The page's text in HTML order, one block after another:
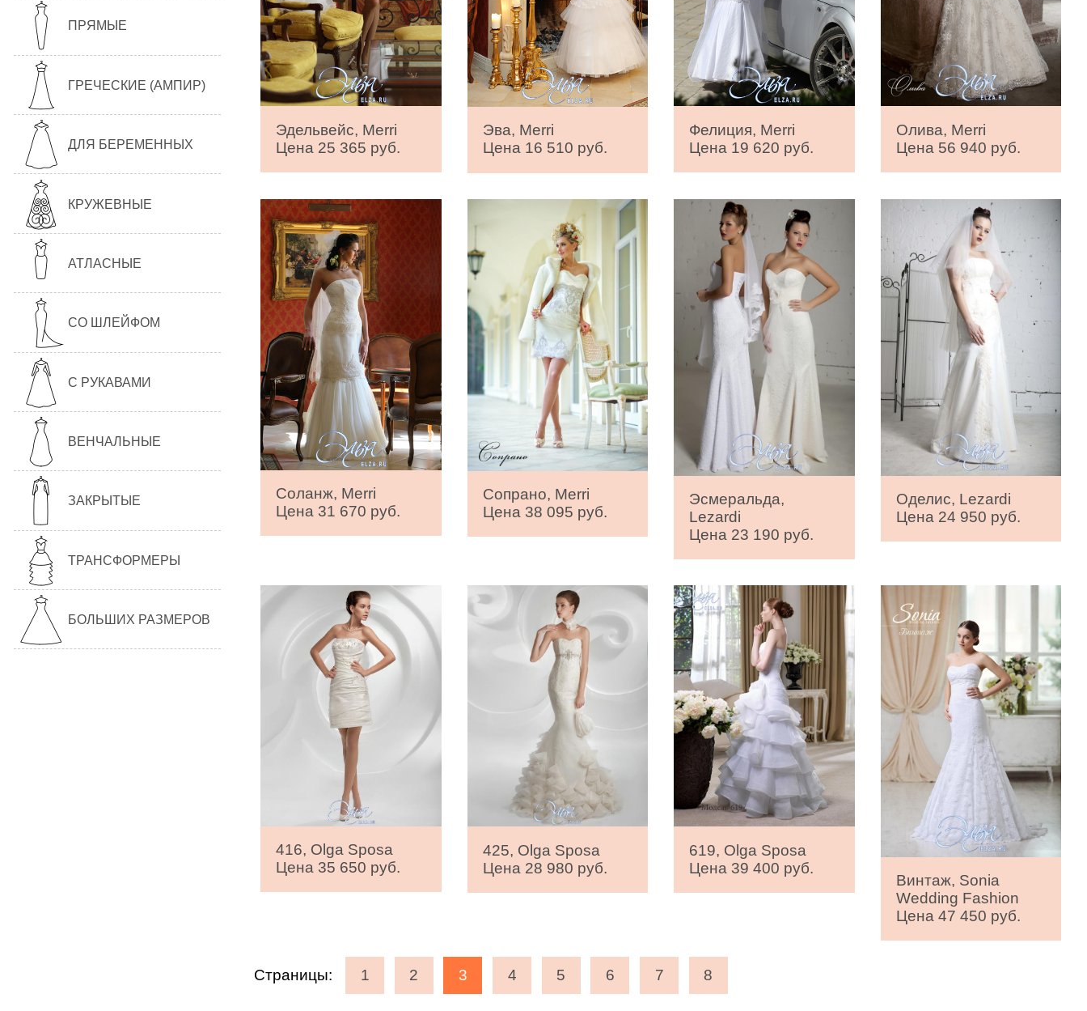
ПРЯМЫЕ
ГРЕЧЕСКИЕ (АМПИР)
ДЛЯ БЕРЕМЕННЫХ
КРУЖЕВНЫЕ
АТЛАСНЫЕ
СО ШЛЕЙФОМ
С РУКАВАМИ
ВЕНЧАЛЬНЫЕ
ЗАКРЫТЫЕ
ТРАНСФОРМЕРЫ
БОЛЬШИХ РАЗМЕРОВ
Эдельвейс, Merri
Цена 25 365 руб.
Эва, Merri
Цена 16 510 руб.
Фелиция, Merri
Цена 19 620 руб.
Олива, Merri
Цена 56 940 руб.
Соланж, Merri
Цена 31 670 руб.
Сопрано, Merri
Цена 38 095 руб.
Эсмеральда,
Lezardi
Цена 23 190 руб.
Оделис, Lezardi
Цена 24 950 руб.
416, Olga Sposa
Цена 35 650 руб.
425, Olga Sposa
Цена 28 980 руб.
619, Olga Sposa
Цена 39 400 руб.
Винтаж, Sonia
Wedding Fashion
Цена 47 450 руб.
Страницы: 1 2 3 4 5 6 7 8